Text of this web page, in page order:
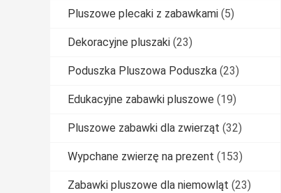
Pluszowe plecaki z zabawkami (5)
Dekoracyjne pluszaki (23)
Poduszka Pluszowa Poduszka (23)
Edukacyjne zabawki pluszowe (19)
Pluszowe zabawki dla zwierząt (32)
Wypchane zwierzę na prezent (153)
Zabawki pluszowe dla niemowląt (23)